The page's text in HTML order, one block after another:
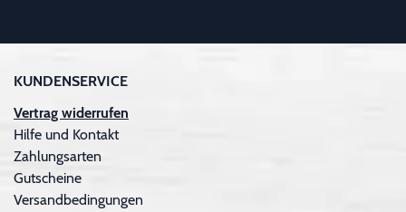
KUNDENSERVICE
Vertrag widerrufen
Hilfe und Kontakt
Zahlungsarten
Gutscheine
Versandbedingungen